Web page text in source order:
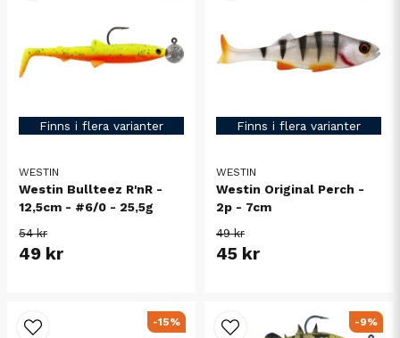
Finns i flera varianter
WESTIN
Westin Bullteez R'nR -
12,5cm - #6/0 - 25,5g
54 kr
49 kr
Finns i flera varianter
WESTIN
Westin Original Perch -
2p - 7cm
49 kr
45 kr
-15% -9%